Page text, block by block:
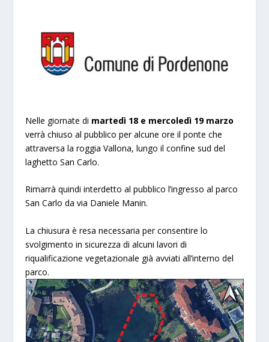
Nelle giornate di martedì 18 e mercoledì 19 marzo
verrà chiuso al pubblico per alcune ore il ponte che
attraversa la roggia Vallona, lungo il confine sud del
laghetto San Carlo.
Rimarrà quindi interdetto al pubblico l’ingresso al parco
San Carlo da via Daniele Manin.
La chiusura è resa necessaria per consentire lo
svolgimento in sicurezza di alcuni lavori di
riqualificazione vegetazionale già avviati all’interno del
parco.